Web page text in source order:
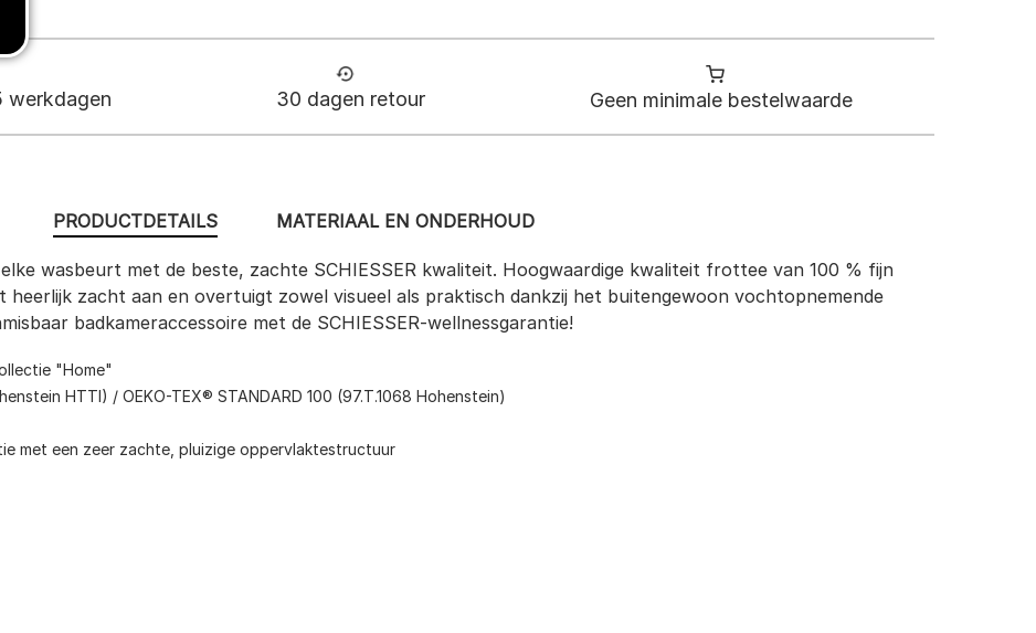
werkdagen 30 dagen retour Geen minimale bestelwaarde
PRODUCTDETAILS
wasbeurt met de beste, zachte SCHIESSER kwaliteit. Hoogwaardige kwaliteit frottee van 100 % fijn
heerlijk zacht aan en overtuigt zowel visueel als praktisch dankzij het buitengewoon vochtopnemende
badkameraccessoire met de SCHIESSER-wellnessgarantie!
"Home"
HTTI) / OEKO-TEX® STANDARD 100 (97.T.1068 Hohenstein)
met een zeer zachte, pluizige oppervlaktestructuur
MATERIAAL EN ONDERHOUD